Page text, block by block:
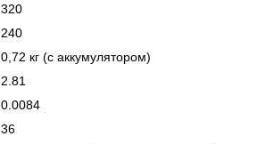
320
240
0,72 кг (с аккумулятором)
2.81
0.0084
36